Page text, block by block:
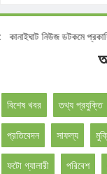
:কানাইঘাট নিউজ
বিশেষ খবর তথ্য প্রযুক্তি
প্রতিবেদন সাফল্য
ফটো গ্যালারী পরিবেশ